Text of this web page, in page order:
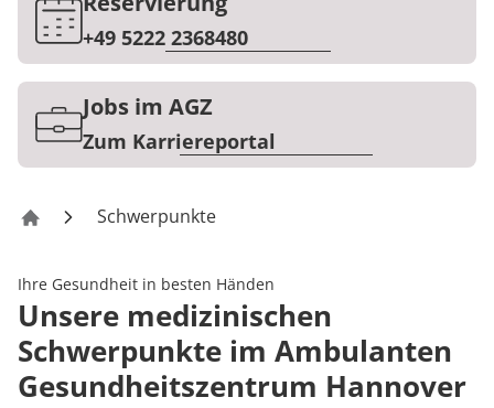
Karriere+49 5222 2368480
Jobs im AGZ
Zum Karriereportal
AGZ Hannover
Schwerpunkte
Ihre Gesundheit in besten Händen
Unsere medizinischen
Schwerpunkte im Ambulanten
Gesundheitszentrum Hannover